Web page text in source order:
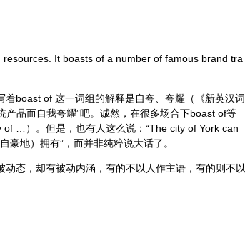
It boasts of a number of famous brand tra
boast of 这一词组的解释是自夸、夸耀（《新英汉词
品而自我夸耀”吧。诚然，在很多场合下boast of等
…）。但是，也有人这么说：“The city of York can
地）拥有”，而并非纯粹说大话了。
态，却有被动内涵，有的不以人作主语，有的则不以